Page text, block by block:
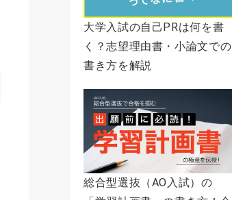
大学入試の自己PRは何を書
く？志望理由書・小論文での
書き方を解説
総合型選抜（AO入試）の